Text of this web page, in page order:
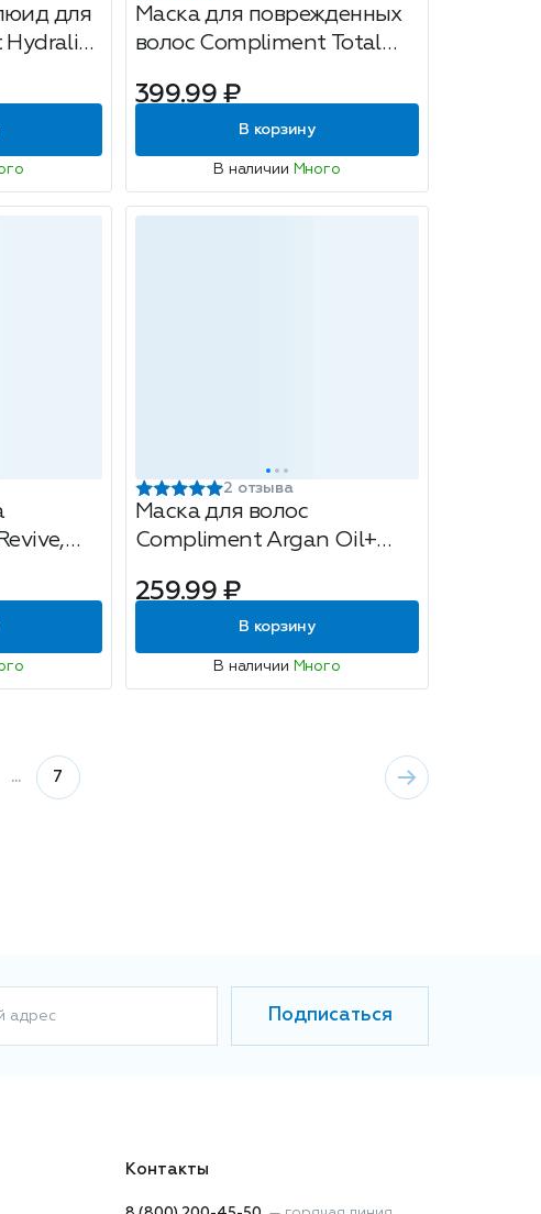
для
Hydralift
Маска для поврежденных
волос Compliment Total
500мл
399.99 ₽
В корзину
В наличии Много
2 отзыва
Маска для волос
Compliment Argan Oil+
300мл
259.99 ₽
В корзину
В наличии Много
... 7
адрес Подписаться
Контакты